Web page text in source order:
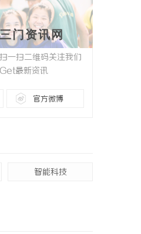
三门资讯网
扫一扫二维码关注我们
Get最新资讯
官方微博
智能科技